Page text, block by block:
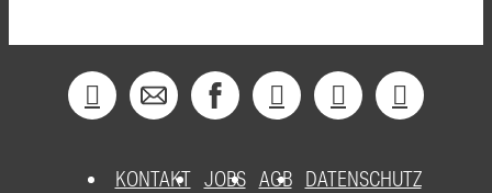
KONTAKT JOBS AGB DATENSCHUTZ